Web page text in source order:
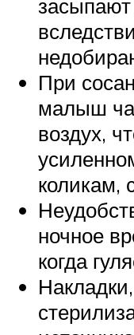
При
малыш
воздух,
коликам,
ночное
когда